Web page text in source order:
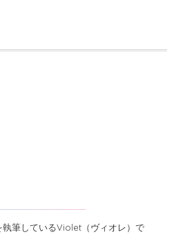
筆しているViolet（ヴィオレ）で